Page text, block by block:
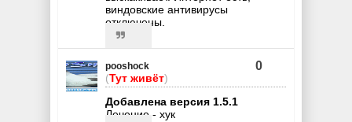
виндовские антивирусы
отключены.
pooshock
(Тут живёт)
0
Добавлена версия 1.5.1
Лечение - хук